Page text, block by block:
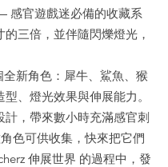
感官遊戲迷必備的收藏系
三倍，並伴隨閃爍燈光，
全新角色：犀牛、鯊魚、猴
、燈光效果與伸展能力。
，帶來數小時充滿感官刺
色可供收集，快來把它們
伸展世界 的過程中，發